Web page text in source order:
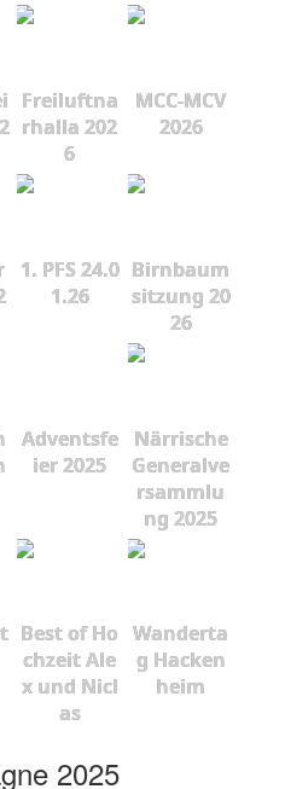
Freiluftna
rhalla 202
6
MCC-MCV
2026
1. PFS 24.0
1.26
Birnbaum
sitzung 20
26
Adventsfe
ier 2025
Närrische
Generalve
rsammlu
ng 2025
Best of Ho
chzeit Ale
x und Nicl
as
Wanderta
g Hacken
heim
2025